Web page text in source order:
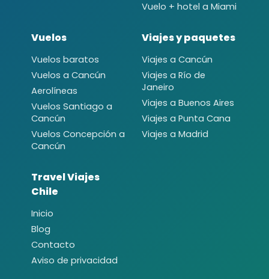
Vuelo + hotel a Miami
Vuelos
Vuelos baratos
Vuelos a Cancún
Aerolíneas
Vuelos Santiago a
Cancún
Vuelos Concepción a
Cancún
Viajes y paquetes
Viajes a Cancún
Viajes a Río de
Janeiro
Viajes a Buenos Aires
Viajes a Punta Cana
Viajes a Madrid
Travel Viajes
Chile
Inicio
Blog
Contacto
Aviso de privacidad